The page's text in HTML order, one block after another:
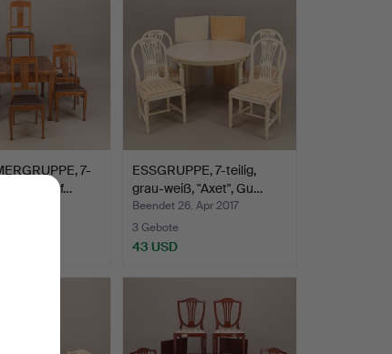
7-
"Der Apf…
ESSGRUPPE, 7-teilig,
grau-weiß, "Axet", Gu…
Beendet 26. Apr 2017
3 Gebote
43 USD